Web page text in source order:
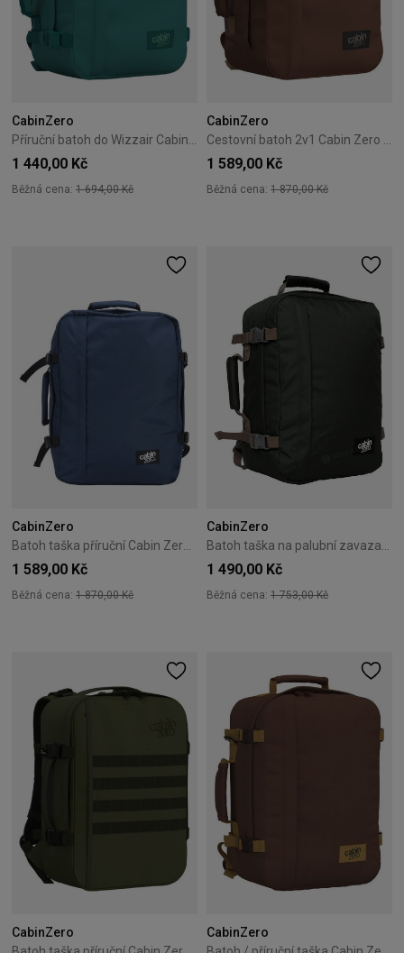
CabinZero
1 440,00 Kč
Běžná cena: 1 694,00 Kč
CabinZero
1 589,00 Kč
Běžná cena: 1 870,00 Kč
CabinZero
1 589,00 Kč
Běžná cena: 1 870,00 Kč
CabinZero
1 490,00 Kč
Běžná cena: 1 753,00 Kč
CabinZero
CabinZero